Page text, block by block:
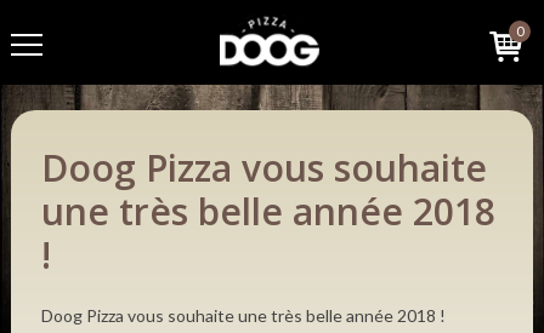
0
Doog Pizza vous souhaite
une très belle année 2018
!
Doog Pizza vous souhaite une très belle année 2018 !